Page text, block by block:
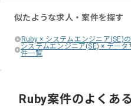
似たような求人・案件を探す
Ruby × システムエンジニア(SE)
システムエンジニア(SE) × デー
件一覧
Ruby案件のよくあ